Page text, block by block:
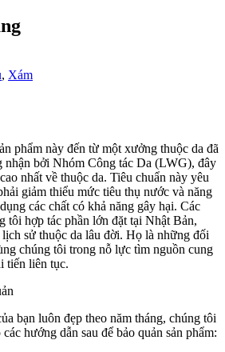
, Xám
phẩm này đến từ một xưởng thuộc da đã
nhận bởi Nhóm Công tác Da (LWG), đây
nhất về thuộc da. Tiêu chuẩn này yêu
giảm thiểu mức tiêu thụ nước và năng
các chất có khả năng gây hại. Các
tôi hợp tác phần lớn đặt tại Nhật Bản,
sử thuộc da lâu đời. Họ là những đối
chúng tôi trong nỗ lực tìm nguồn cung
tiến liên tục.
bạn luôn đẹp theo năm tháng, chúng tôi
hướng dẫn sau để bảo quản sản phẩm: